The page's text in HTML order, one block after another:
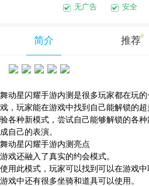
无广告 安全
简介 推荐0
舞动星闪耀手游内测是很多玩家都在玩
戏，玩家能在游戏中找到自己能解锁的
验各种新模式，尝试自己能够解锁的各
成自己的表演。
舞动星闪耀手游内测亮点
游戏还融入了真实的约会模式。
使用此模式，玩家可以找到可以在游戏中
游戏中还有很多坐骑和道具可以使用。